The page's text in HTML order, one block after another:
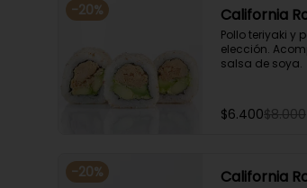
-20% California
Pollo teriyaki y
elección.
salsa de soya.
$6.400$8.000
-20% California